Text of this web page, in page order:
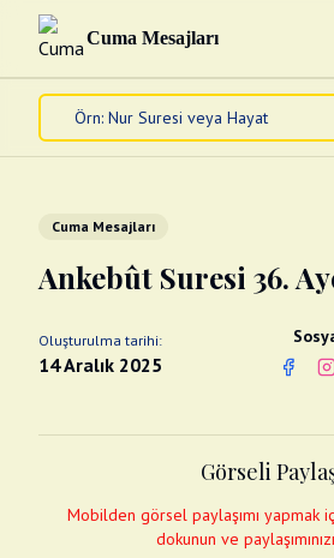
Cuma Mesajları
Cuma Mesajları
Ankebût Suresi 36.
Oluşturulma tarihi:
14 Aralık 2025
Görseli
Mobilden görsel paylaşımı yapmak
dokunun ve